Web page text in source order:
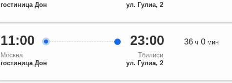
гостиница Дон
ул. Гулиа, 2
11:00
Москва
гостиница Дон
23:00
Тбилиси
ул. Гулиа, 2
36ч 0мин